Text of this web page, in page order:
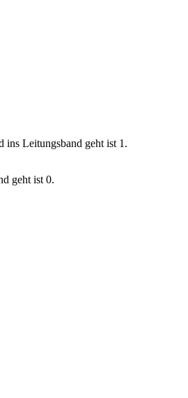
ins Leitungsband geht ist 1.
geht ist 0.